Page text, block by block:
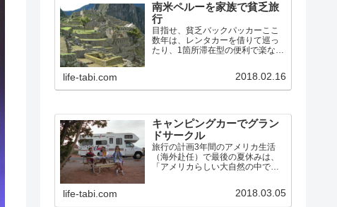
南米ペルーを家族で貧乏旅
行
目指せ、貧乏バックパッカーここ
数年は、レンタカーを借りて巡っ
たり、1箇所滞在型の便利で楽な旅
歩いたりして、安宿を探しながら
の旅をしてみたくなりました。そ
life-tabi.com 2018.02.16
キャンピングカーでグラン
ドサークル
旅行の計画3年間のアメリカ生活
（海外赴任）で最後の夏休みは、
「アメリカらしい大自然の中でア
ランドサークル」を巡ることにし
life-tabi.com 2018.03.05